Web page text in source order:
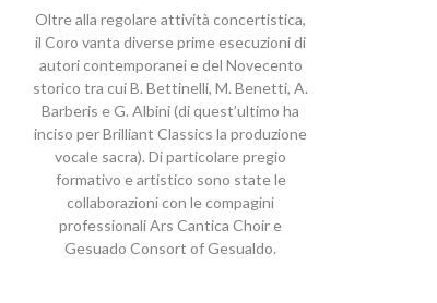
Oltre alla regolare attività concertistica,
il Coro vanta diverse prime esecuzioni di
autori contemporanei e del Novecento
storico tra cui B. Bettinelli, M. Benetti, A.
Barberis e G. Albini (di quest’ultimo ha
inciso per Brilliant Classics la produzione
vocale sacra). Di particolare pregio
formativo e artistico sono state le
collaborazioni con le compagini
professionali Ars Cantica Choir e
Gesuado Consort of Gesualdo.